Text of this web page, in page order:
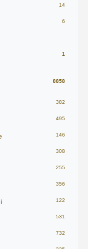
14
6
1
8858
382
495
146
308
255
356
122
531
732